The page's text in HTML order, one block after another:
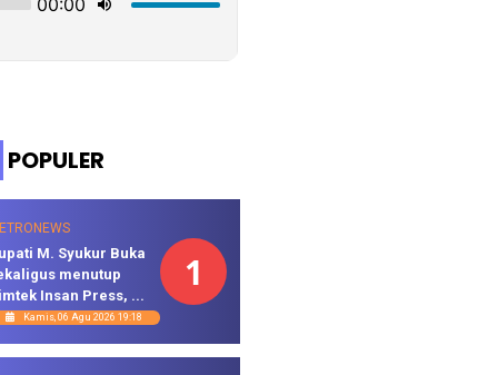
POPULER
M. Syukur Buka
menutup
Insan Press, ...
Kamis, 06 Agu 2026 19:18
1